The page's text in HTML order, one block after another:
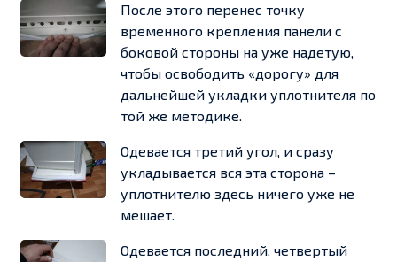
После этого перенес точку
временного крепления панели с
боковой стороны на уже надетую,
чтобы освободить «дорогу» для
дальнейшей укладки уплотнителя по
той же методике.
Одевается третий угол, и сразу
укладывается вся эта сторона –
уплотнителю здесь ничего уже не
мешает.
Одевается последний, четвертый